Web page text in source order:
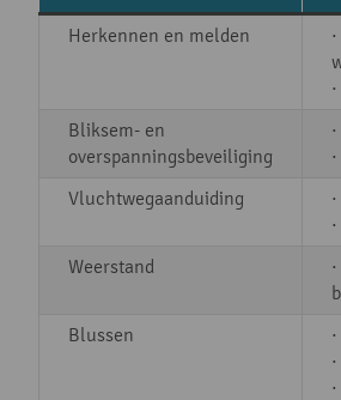
Herkennen en melden
Bliksem- en
overspanningsbeveiliging
Vluchtwegaanduiding
Weerstand
Blussen
·